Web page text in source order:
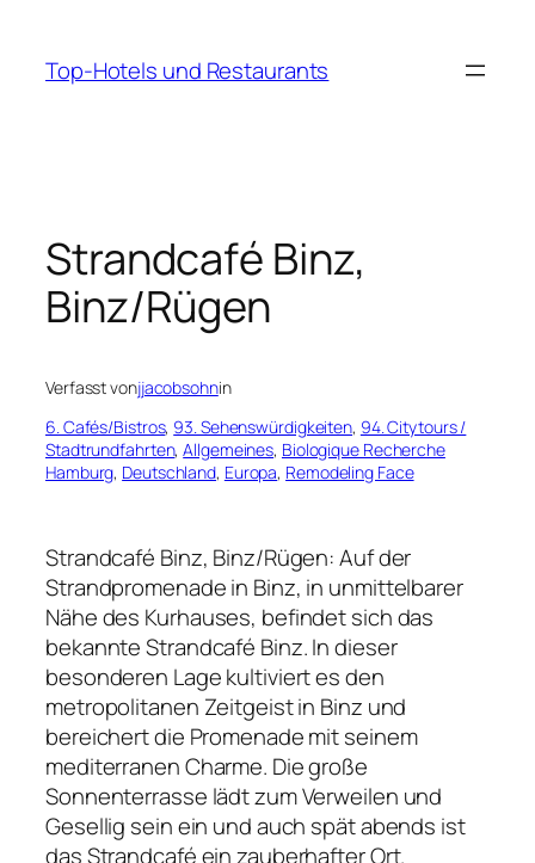
springen
Top-Hotels und Restaurants
Strandcafé Binz,
Binz/Rügen
Verfasst vonjjacobsohnin
6. Cafés/Bistros, 93. Sehenswürdigkeiten, 94. Citytours /
Stadtrundfahrten, Allgemeines, Biologique Recherche
Hamburg, Deutschland, Europa, Remodeling Face
Strandcafé Binz, Binz/Rügen: Auf der
Strandpromenade in Binz, in unmittelbarer
Nähe des Kurhauses, befindet sich das
bekannte Strandcafé Binz. In dieser
besonderen Lage kultiviert es den
metropolitanen Zeitgeist in Binz und
bereichert die Promenade mit seinem
mediterranen Charme. Die große
Sonnenterrasse lädt zum Verweilen und
Gesellig sein ein und auch spät abends ist
das Strandcafé ein zauberhafter Ort.